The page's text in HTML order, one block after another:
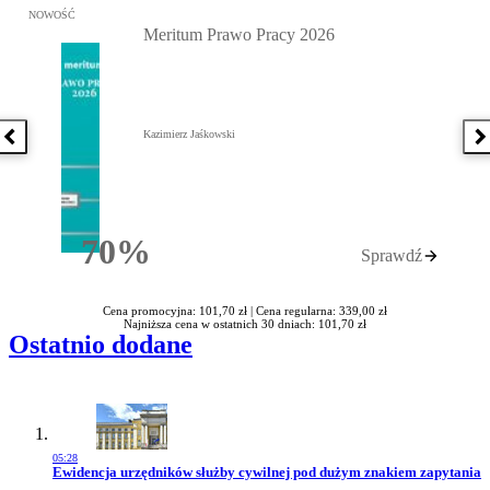
Poprzednia książka
Przejdź do: Meritum Prawo Pracy 2026, Kazimierz Jaśkowski -
NOWOŚĆ
70%Rabatu
Meritum Prawo Pracy 2026
Kazimierz Jaśkowski
Sprawdź
Cena promocyjna: 101,70 zł | Cena regularna: 339,00 zł
Najniższa cena w ostatnich 30 dniach: 101,70 zł
Ostatnio dodane
05:28
Przejdź do artykułu:
Ewidencja urzędników służby cywilnej pod dużym znakiem zapytania